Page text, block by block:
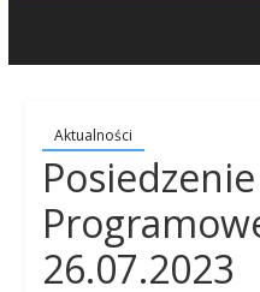
Aktualności
26.07.2023